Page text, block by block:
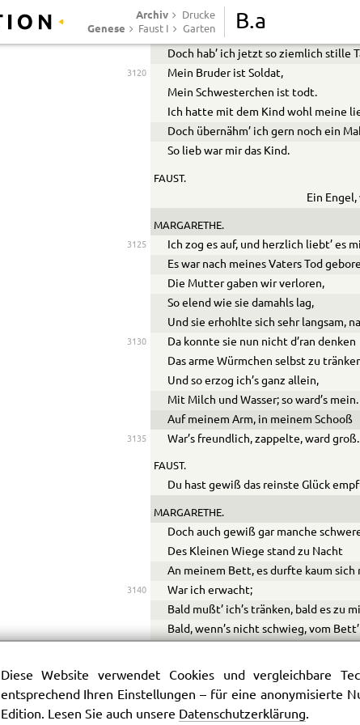
Archiv Drucke
Genese Faust I Garten B.a
Mein Vater hinterließ ein hübsch
Ein Häuschen und ein Gärtchen vor
Doch hab’ ich jetzt so ziemlich stille
3120
Mein Bruder ist Soldat,
Mein Schwesterchen ist todt.
Ich hatte mit dem Kind wohl meine
Doch übernähm’ ich gern noch ein
So lieb war mir das Kind.
FAUST.
Ein
MARGARETHE.
3125
Ich zog es auf, und herzlich liebt’ es
Es war nach meines Vaters Tod
Die Mutter gaben wir verloren,
So elend wie sie damahls lag,
Und sie erhohlte sich sehr langsam,
3130
Da konnte sie nun nicht d’ran denken
Das arme Würmchen selbst zu
Und so erzog ich’s ganz allein,
Mit Milch und Wasser; so ward’s mein.
Auf meinem Arm, in meinem Schooß
3135 War’s freundlich, zappelte, ward groß.
FAUST.
Du hast gewiß das reinste Glück
MARGARETHE.
Doch auch gewiß gar manche
Des Kleinen Wiege stand zu Nacht
An meinem Bett, es durfte kaum sich
3140
War ich erwacht;
Bald mußt’ ich’s tränken, bald es zu
Bald, wenn’s nicht schwieg, vom
Und früh am Tage schon am
Dann auf dem Markt und an dem
Und immer fort wie heut so morgen.
Diese Website verwendet Cookies und vergleichbare
entsprechend Ihren Einstellungen – für eine anonymisierte
Edition. Lesen Sie auch unsere Datenschutzerklärung.